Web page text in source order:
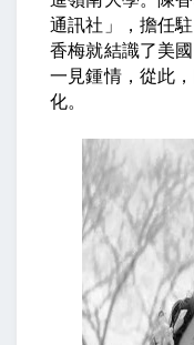
通訊社」，擔任
香梅就結識了美
一見鍾情，從此
化。